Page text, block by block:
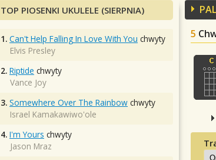
5
TOP PIOSENKI UKULELE (SIERPNIA)
1. Can't Help Falling In Love With You chwyty
Elvis Presley
2. Riptide chwyty
Vance Joy
3. Somewhere Over The Rainbow chwyty
Israel Kamakawiwo'ole
4. I'm Yours chwyty
Jason Mraz